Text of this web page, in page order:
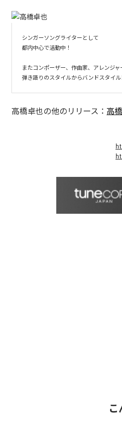
シンガーソングライターとして
都内中心で活動中！
またコンポーザー、作曲家、アレンジャ
弾き語りのスタイルからバンドスタイル
高橋卓也の他のリリース： 高
こ